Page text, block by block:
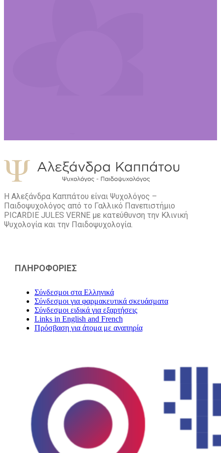
Η Αλεξάνδρα Καππάτου είναι Ψυχολόγος –
Παιδοψυχολόγος από το Γαλλικό Πανεπιστήμιο
PICARDIE JULES VERNE με κατεύθυνση την Kλινική
Ψυχολογία και την Παιδοψυχολογία.
ΠΛΗΡΟΦΟΡΙΕΣ
Σύνδεσμοι στα Ελληνικά
Σύνδεσμοι για φαρμακευτικά σκευάσματα
Σύνδεσμοι ειδικά για εξαρτήσεις
Links in English and French
Πρόσβαση για άτομα με αναπηρία